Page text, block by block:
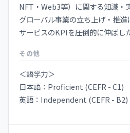
NFT・Web3等）に関する知識・
グローバル事業の立ち上げ・推進
サービスのKPIを圧倒的に伸ばし
その他
＜語学力＞
日本語：Proficient (CEFR - C1)
英語：Independent (CEFR - B2)